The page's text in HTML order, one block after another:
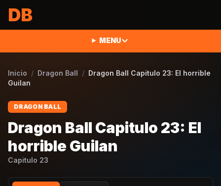
DB
MENU
Inicio / Dragon Ball / Dragon Ball Capitulo 23: El horrible
Guilan
DRAGON BALL
Dragon Ball Capitulo 23: El
horrible Guilan
Capitulo 23